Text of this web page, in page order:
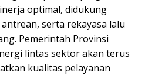
optimal, didukung
serta rekayasa lalu
Pemerintah Provinsi
lintas sektor akan terus
kualitas pelayanan